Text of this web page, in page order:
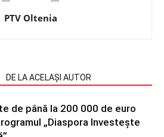
PTV Oltenia
DE LA ACELAȘI AUTOR
de până la 200 000 de euro
„Diaspora Investește